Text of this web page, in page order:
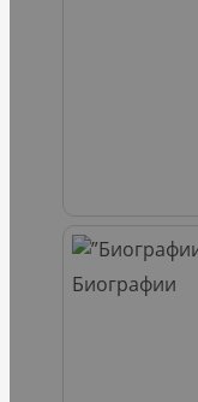
Биографии